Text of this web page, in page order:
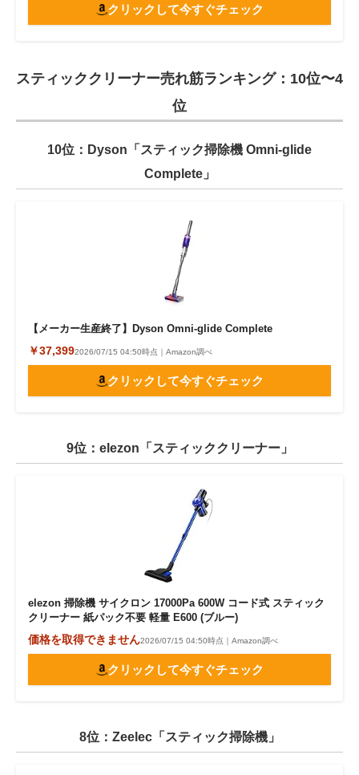
クリックして今すぐチェック
スティッククリーナー売れ筋ランキング：10位〜4
位
10位：Dyson「スティック掃除機 Omni-glide
Complete」
【メーカー生産終了】Dyson Omni-glide Complete
￥37,3992026/07/15 04:50時点｜Amazon調べ
クリックして今すぐチェック
9位：elezon「スティッククリーナー」
elezon 掃除機 サイクロン 17000Pa 600W コード式 スティック
クリーナー 紙パック不要 軽量 E600 (ブルー)
価格を取得できません2026/07/15 04:50時点｜Amazon調べ
クリックして今すぐチェック
8位：Zeelec「スティック掃除機」